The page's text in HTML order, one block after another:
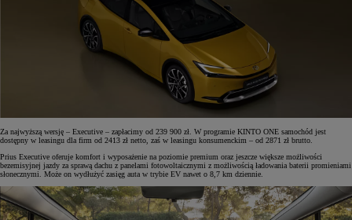
Za najwyższą wersję – Executive – zapłacimy od 239 900 zł. W programie KINTO ONE samochód jest
dostępny w leasingu dla firm od 2413 zł netto, zaś w leasingu konsumenckim – od 2871 zł brutto.
Prius Executive oferuje komfort i wyposażenie na poziomie premium oraz jeszcze większe możliwości
bezemisyjnej jazdy za sprawą dachu z panelami fotowoltaicznymi z możliwością ładowania baterii promieniami
słonecznymi. Może on wydłużyć zasięg auta w trybie EV nawet o 8,7 km dziennie.